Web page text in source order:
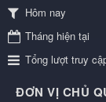
Hôm nay
Tháng hiện tại
Tổng lượt truy
ĐƠN VỊ CHỦ